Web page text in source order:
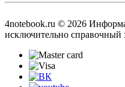
4notebook.ru © 2026
исключительно справочный